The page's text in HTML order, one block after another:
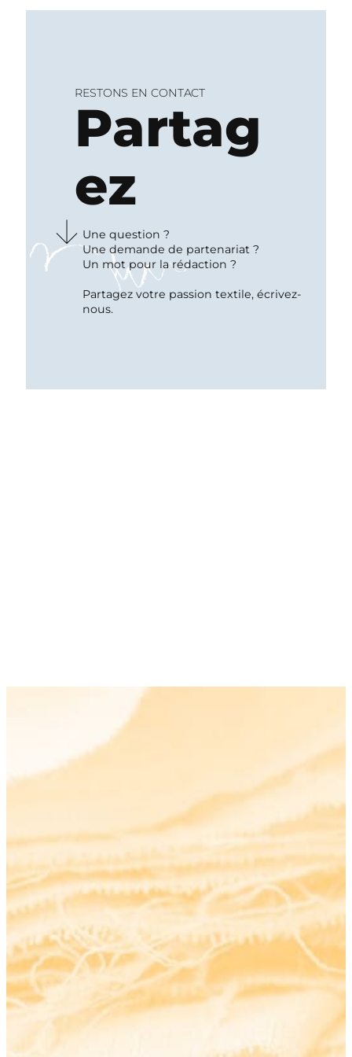
RESTONS EN CONTACT
Partag
ez
↓︎ Une question ?
Une demande de partenariat ?
Un mot pour la rédaction ?
Partagez votre passion textile, écrivez-
nous.